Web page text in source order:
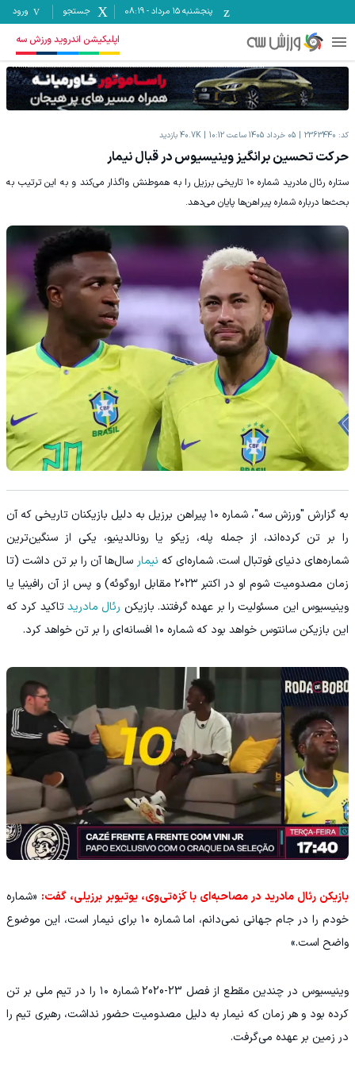
پنجشنبه ۱۵ مرداد -
08:19 جستجو ورود
اپلیکیشن اندروید ورزش سه
کد: 2363440 05 خرداد 1405 ساعت 10:12 40.7K بازدید
حرکت تحسین برانگیز وینیسیوس در قبال نیمار
ستاره رئال مادرید شماره ۱۰ تاریخی برزیل را به هموطنش واگذار می‌کند و به این ترتیب به
بحث‌ها درباره شماره پیراهن‌ها پایان می‌دهد.
به گزارش "ورزش سه"، شماره ۱۰ پیراهن برزیل به دلیل بازیکنان تاریخی که آن
را بر تن کرده‌اند، از جمله پله، زیکو یا رونالدینیو، یکی از سنگین‌ترین
شماره‌های دنیای فوتبال است. شماره‌ای که نیمار سال‌ها آن را بر تن داشت (تا
زمان مصدومیت شوم او در اکتبر ۲۰۲۳ مقابل اروگوئه) و پس از آن رافینیا یا
وینیسیوس این مسئولیت را بر عهده گرفتند. بازیکن رئال مادریدتاکید کرد که
این بازیکن سانتوس خواهد بود که شماره ۱۰ افسانه‌ای را بر تن خواهد کرد.
بازیکن رئال مادرید در مصاحبه‌ای با کَزه‌تی‌وی، یوتیوبر برزیلی، گفت: «شماره
خودم را در جام جهانی نمی‌دانم، اما شماره ۱۰ برای نیمار است، این موضوع
واضح است.»
وینیسیوس در چندین مقطع از فصل 23-2020 شماره ۱۰ را در تیم ملی بر تن
کرده بود و هر زمان که نیمار به دلیل مصدومیت حضور نداشت، رهبری تیم را
در زمین بر عهده می‌گرفت.